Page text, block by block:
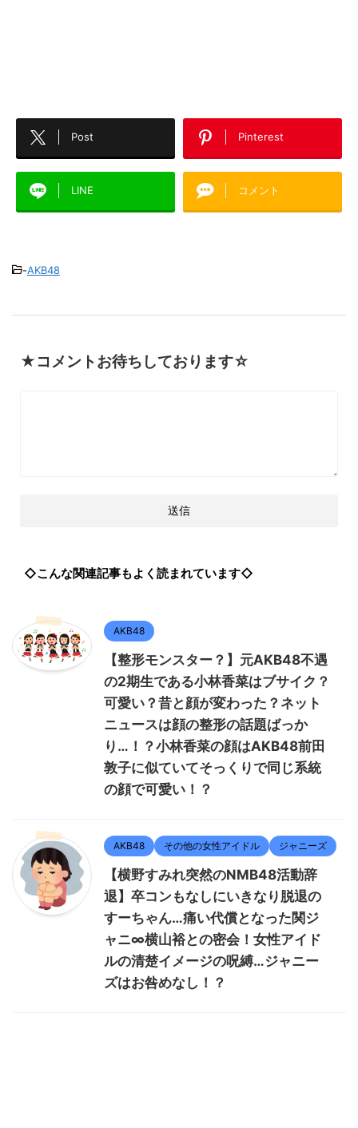
Post Pinterest
LINE コメント
-AKB48
★コメントお待ちしております☆
◇こんな関連記事もよく読まれています◇
AKB48
【整形モンスター？】元AKB48不遇
の2期生である小林香菜はブサイク？
可愛い？昔と顔が変わった？ネット
ニュースは顔の整形の話題ばっか
り…！？小林香菜の顔はAKB48前田
敦子に似ていてそっくりで同じ系統
の顔で可愛い！？
AKB48 その他の女性アイドル ジャニーズ
【横野すみれ突然のNMB48活動辞
退】卒コンもなしにいきなり脱退の
すーちゃん…痛い代償となった関ジ
ャニ∞横山裕との密会！女性アイド
ルの清楚イメージの呪縛…ジャニー
ズはお咎めなし！？